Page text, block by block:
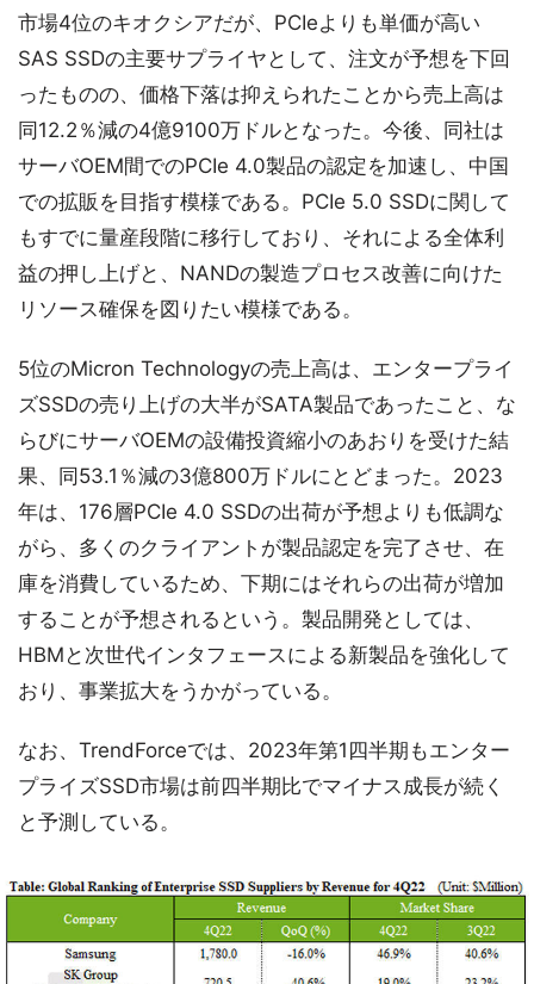
市場4位のキオクシアだが、PCIeよりも単価が高い
SAS SSDの主要サプライヤとして、注文が予想を下回
ったものの、価格下落は抑えられたことから売上高は
同12.2％減の4億9100万ドルとなった。今後、同社は
サーバOEM間でのPCIe 4.0製品の認定を加速し、中国
での拡販を目指す模様である。PCIe 5.0 SSDに関して
もすでに量産段階に移行しており、それによる全体利
益の押し上げと、NANDの製造プロセス改善に向けた
リソース確保を図りたい模様である。
5位のMicron Technologyの売上高は、エンタープライ
ズSSDの売り上げの大半がSATA製品であったこと、な
らびにサーバOEMの設備投資縮小のあおりを受けた結
果、同53.1％減の3億800万ドルにとどまった。2023
年は、176層PCIe 4.0 SSDの出荷が予想よりも低調な
がら、多くのクライアントが製品認定を完了させ、在
庫を消費しているため、下期にはそれらの出荷が増加
することが予想されるという。製品開発としては、
HBMと次世代インタフェースによる新製品を強化して
おり、事業拡大をうかがっている。
なお、TrendForceでは、2023年第1四半期もエンター
プライズSSD市場は前四半期比でマイナス成長が続く
と予測している。